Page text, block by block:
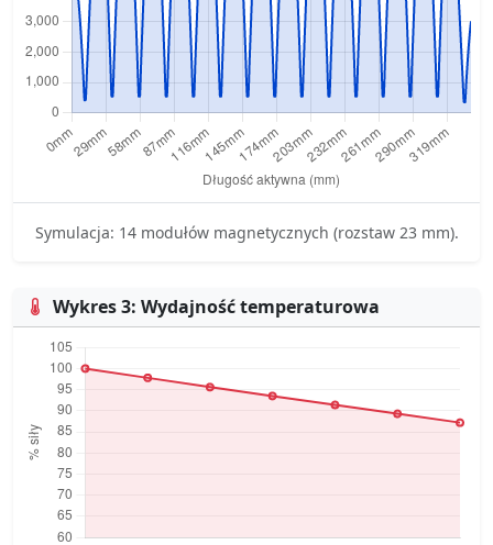
Symulacja: 14 modułów magnetycznych (rozstaw 23 mm).
Wykres 3: Wydajność temperaturowa